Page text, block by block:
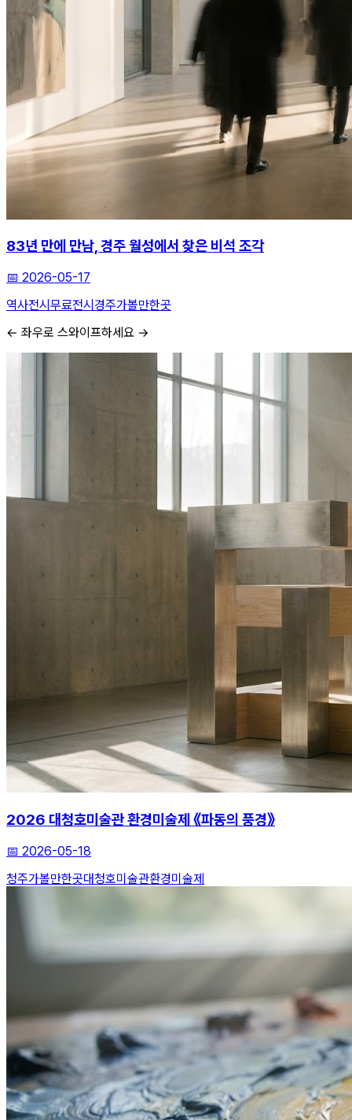
83년 만에 만남, 경주 월성에서 찾은 비석 조각
📅 2026-05-17
역사전시 무료전시 경주가볼만한곳
← 좌우로 스와이프하세요 →
2026 대청호미술관 환경미술제 《파동의 풍경》
📅 2026-05-18
청주가볼만한곳대청호미술관환경미술제